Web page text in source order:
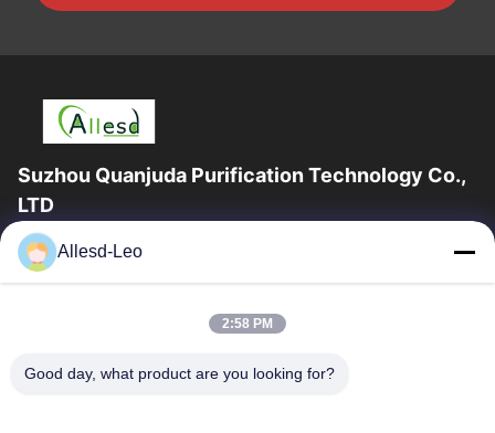
Suzhou Quanjuda Purification Technology Co.,
LTD
ประสบการณ์ 16 ปี ในฐานะผู้ผลิตและผู้ส่งออกผลิตภัณฑ์ ESD &
Cleanroom ชั้นนำ เราขอเสนออุปกรณ์และวัสดุสิ้นเปลือง ESD &
บ้าน
สินค้า
Allesd-Leo
2:58 PM
Good day, what product are you looking for?